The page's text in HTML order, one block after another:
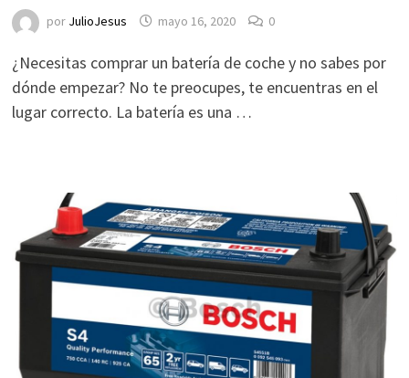
por JulioJesus mayo 16, 2020 0
¿Necesitas comprar un batería de coche y no sabes por
dónde empezar? No te preocupes, te encuentras en el
lugar correcto. La batería es una …